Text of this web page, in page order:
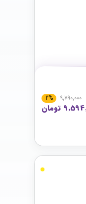
9٬790٬000
2%
تومان